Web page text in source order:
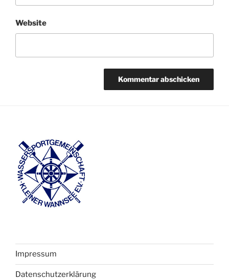
Website
Impressum
Datenschutzerklärung